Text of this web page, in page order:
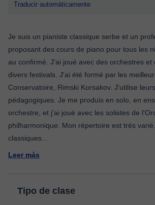
Traducir automáticamente
Je suis un pianiste classique serbe et un
proposant des cours de piano pour tous les
au confirmé. J'ai joué avec des orchestres et
divers festivals. J'ai été formé par les
Conservatoire, Rimski Korsakov. J'utilise
pédagogiques. Je me produis en solo, en
orchestre, et j'ai joué avec les solistes de
philharmonique. Mon répertoire est très
classiques
Leer más
Tipo de clase